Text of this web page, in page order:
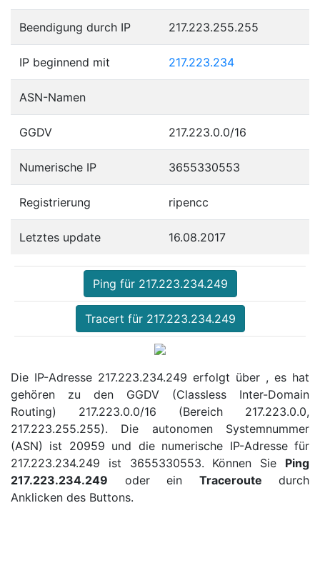
Beendigung durch IP 217.223.255.255
IP beginnend mit 217.223.234
ASN-Namen
GGDV 217.223.0.0/16
Numerische IP 3655330553
Registrierung ripencc
Letztes update 16.08.2017
Ping für 217.223.234.249
Tracert für 217.223.234.249
Die IP-Adresse 217.223.234.249 erfolgt über , es hat
gehören zu den GGDV (Classless Inter-Domain
Routing) 217.223.0.0/16 (Bereich 217.223.0.0,
217.223.255.255). Die autonomen Systemnummer
(ASN) ist 20959 und die numerische IP-Adresse für
217.223.234.249 ist 3655330553. Können Sie Ping
217.223.234.249 oder ein Traceroute durch
Anklicken des Buttons.